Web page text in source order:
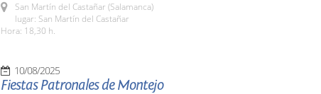
San Martín del Castañar (Salamanca)
lugar: San Martín del Castañar
Hora: 18,30 h.
10/08/2025
Fiestas Patronales de Montejo